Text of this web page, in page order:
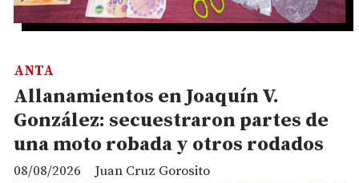
Allanamientos en Joaquín V.
González: secuestraron partes de
una moto robada y otros rodados
Juan Cruz Gorosito
ANTA
08/08/2026